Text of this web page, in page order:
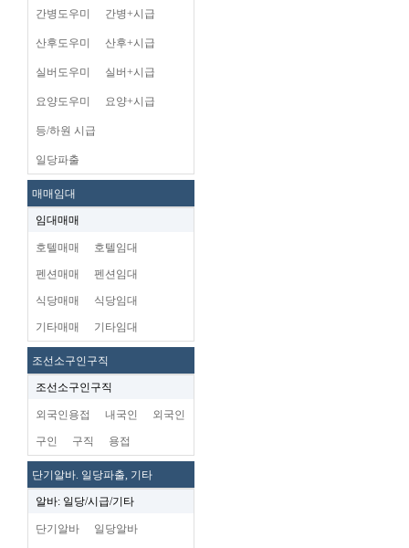
간병도우미 간병+시급
산후도우미 산후+시급
실버도우미 실버+시급
요양도우미 요양+시급
등/하원 시급
일당파출
매매임대
임대매매
호텔매매 호텔임대
펜션매매 펜션임대
식당매매 식당임대
기타매매 기타임대
조선소구인구직
조선소구인구직
외국인용접 내국인 외국인
구인 구직 용접
단기알바. 일당파출, 기타
알바: 일당/시급/기타
단기알바 일당알바